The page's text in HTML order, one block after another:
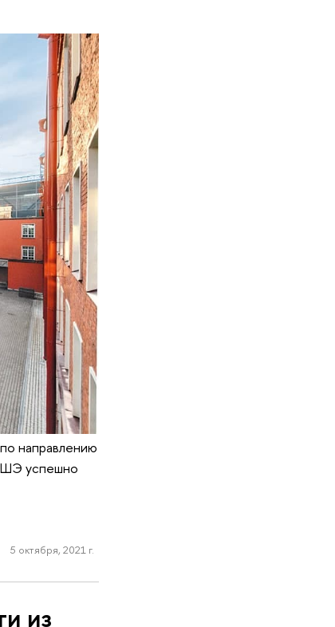
направлению
успешно
5 октября, 2021 г.
из